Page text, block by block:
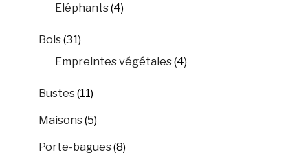
Eléphants(4)
Bols(31)
Empreintes végétales(4)
Bustes(11)
Maisons(5)
Porte-bagues(8)